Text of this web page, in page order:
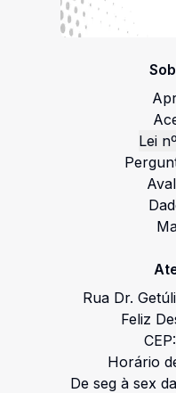
Lei
Rua Dr.
Feliz
CEP:
Horário
De seg à sex